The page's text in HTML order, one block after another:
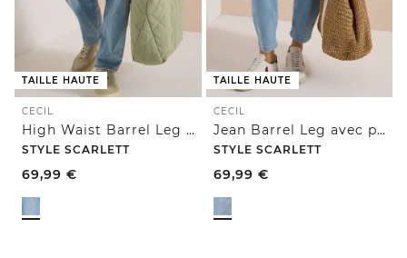
TAILLE HAUTE
CECIL
High Waist Barrel Leg Jeans en Loose Fit
STYLE SCARLETT
69,99 €
TAILLE HAUTE
CECIL
Jean Barrel Leg avec poches plaquées
STYLE SCARLETT
69,99 €